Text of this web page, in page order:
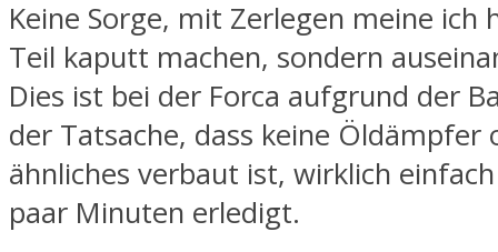
Keine Sorge, mit Zerlegen meine ich
Teil kaputt machen, sondern
Dies ist bei der Forca aufgrund der
der Tatsache, dass keine Öldämpfer
ähnliches verbaut ist, wirklich
paar Minuten erledigt.